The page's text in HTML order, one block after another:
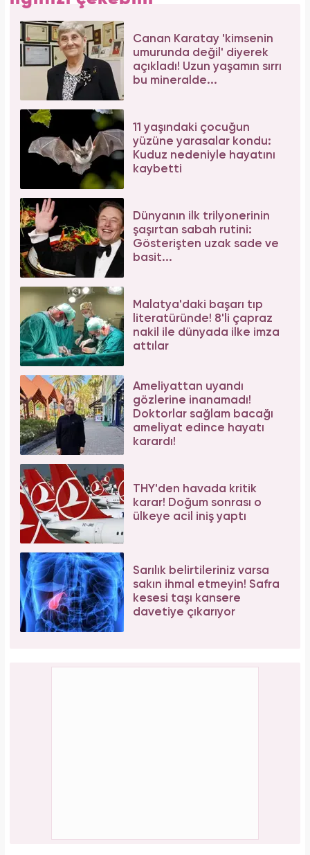
Forbes Iconoclast 50 listesi açıklandı: Taylor
Swift tarihin en zengin kadın müzisyeni oldu!
Aşil tendonu kopmuştu! Cengiz Bozkurt son
durumunu paylaştı
Serenay Sarıkaya, Feyza Civelek ve Blok3